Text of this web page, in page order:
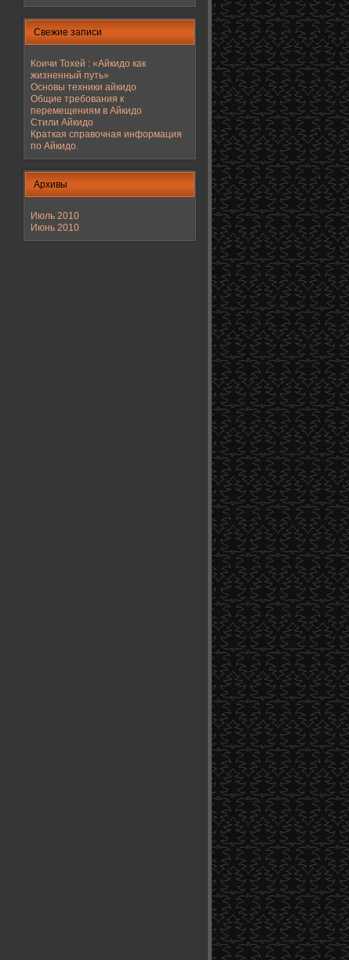
Свежие записи
Коичи Тохей : «Айкидо как
жизненный путь»
Основы техники айкидо
Общие требования к
перемещениям в Айкидо
Стили Айкидо
Краткая справочная информация
по Айкидо.
Архивы
Июль 2010
Июнь 2010